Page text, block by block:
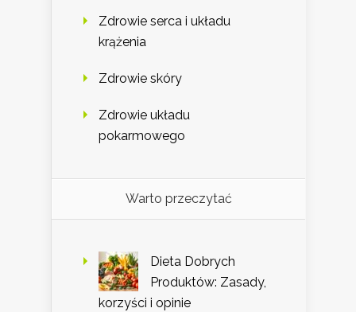
Zdrowie serca i układu
krążenia
Zdrowie skóry
Zdrowie układu
pokarmowego
Warto przeczytać
Dieta Dobrych
Produktów: Zasady,
korzyści i opinie